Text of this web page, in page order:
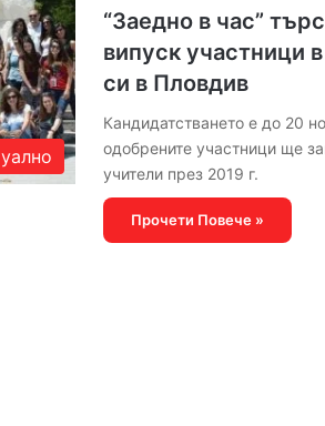
“Заедно в час”
випуск участници
си в Пловдив
Кандидатстването е до 20
одобрените участници ще
учители през 2019 г.
Прочети Повече »